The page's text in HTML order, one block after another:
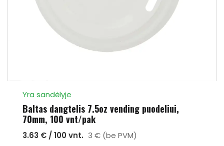
Yra sandėlyje
Baltas dangtelis 7.5oz vending puodeliui,
70mm, 100 vnt/pak
3.63 € / 100 vnt. 3 € (be PVM)